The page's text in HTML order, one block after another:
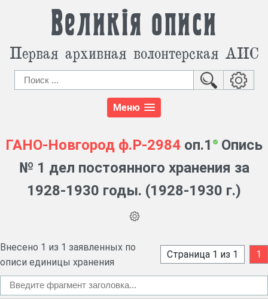
Великія описи
Первая архивная волонтерская АИС
Меню
ГАНО-Новгород ф.Р-2984 оп.1
Опись
№ 1 дел постоянного хранения за
1928-1930 годы. (1928-1930 г.)
Внесено 1 из 1 заявленных по
описи единицы хранения
Страница 1 из 1 1